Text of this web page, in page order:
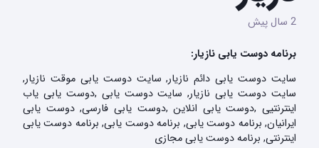
2 سال پیش
برنامه دوست یابی نازیار:
سایت دوست یابی دائم نازیار, سایت دوست یابی موقت نازیار,
سایت دوست یابی نازیار, سایت دوست یابی ,دوست یابی یاب
اینترنتیی ,دوست یابی انلاین ,دوست یابی فارسی, دوست یابی
ایرانیان, برنامه دوست یابی, برنامه دوست یابی, برنامه دوست یابی
اینترنتی, برنامه دوست یابی مجازی